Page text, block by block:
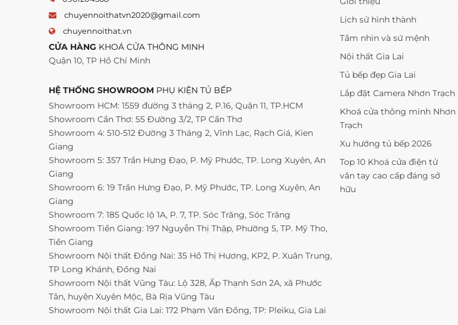
chuyennoithatvn2020@gmail.com
chuyennoithat.vn
CỬA HÀNG KHOÁ CỬA THÔNG MINH
Quận 10, TP Hồ Chí Minh
HỆ THỐNG SHOWROOM PHỤ KIỆN TỦ BẾP
Showroom HCM: 1559 đường 3 tháng 2, P.16, Quận 11, TP.HCM
Showroom Cần Thơ: 55 Đường 3/2, TP Cần Thơ
Showroom 4: 510-512 Đường 3 Tháng 2, Vĩnh Lạc, Rạch Giá, Kien
Giang
Showroom 5: 357 Trần Hưng Đạo, P. Mỹ Phước, TP. Long Xuyên, An
Giang
Showroom 6: 19 Trần Hưng Đạo, P. Mỹ Phước, TP. Long Xuyên, An
Giang
Showroom 7: 185 Quốc lộ 1A, P. 7, TP. Sóc Trăng, Sóc Trăng
Showroom Tiền Giang: 197 Nguyễn Thị Thập, Phường 5, TP. Mỹ Tho,
Tiền Giang
Showroom Nội thất Đồng Nai: 35 Hồ Thị Hương, KP2, P. Xuân Trung,
TP Long Khánh, Đồng Nai
Showroom Nội thất Vũng Tàu: Lộ 328, Ấp Thạnh Sơn 2A, xã Phước
Tân, huyện Xuyên Mộc, Bà Rịa Vũng Tàu
Showroom Nội thất Gia Lai: 172 Phạm Văn Đồng, TP: Pleiku, Gia Lai
Lịch sử hình thành
Tầm nhìn và sứ mệnh
Nội thất Gia Lai
Tủ bếp đẹp Gia Lai
Lắp đặt Camera Nhơn Trạch
Khoá cửa thông minh Nhơn
Trạch
Xu hướng tủ bếp 2026
Top 10 Khoá cửa điện tử
vân tay cao cấp đáng sở
hữu